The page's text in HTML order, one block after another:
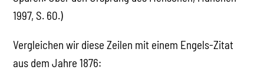
1997, S. 60.)
Vergleichen wir diese Zeilen mit einem Engels-Zitat
aus dem Jahre 1876: